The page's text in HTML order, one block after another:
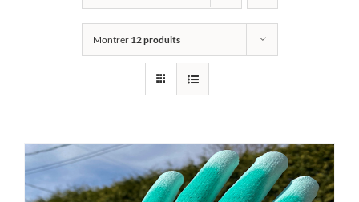
Montrer 12 produits